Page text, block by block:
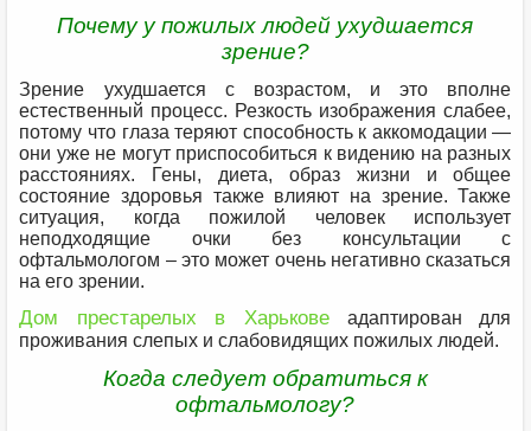
Почему у пожилых людей ухудшается
зрение?
Зрение ухудшается с возрастом, и это вполне
естественный процесс. Резкость изображения слабее,
потому что глаза теряют способность к аккомодации —
они уже не могут приспособиться к видению на разных
расстояниях. Гены, диета, образ жизни и общее
состояние здоровья также влияют на зрение. Также
ситуация, когда пожилой человек использует
неподходящие очки без консультации с
офтальмологом – это может очень негативно сказаться
на его зрении.
Дом престарелых в Харьковеадаптирован для
проживания слепых и слабовидящих пожилых людей.
Когда следует обратиться к
офтальмологу?